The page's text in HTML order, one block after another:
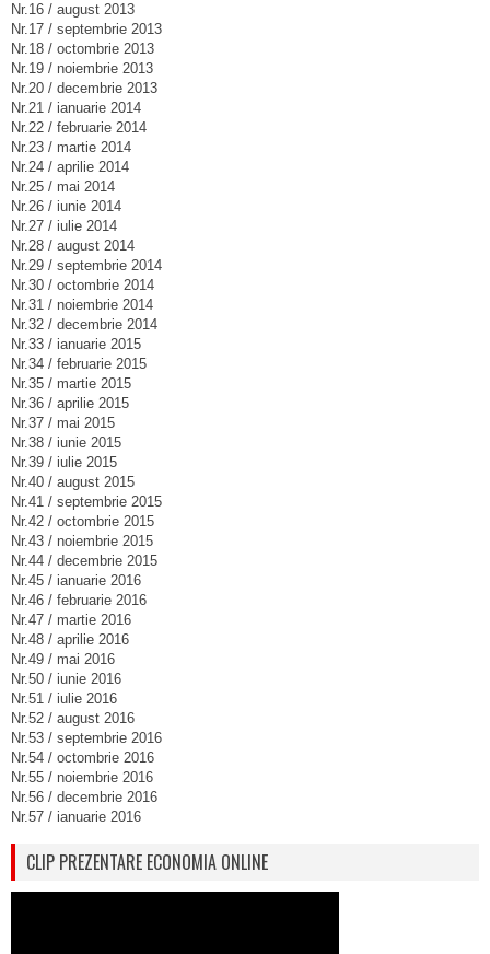
Nr.16 / august 2013
Nr.17 / septembrie 2013
Nr.18 / octombrie 2013
Nr.19 / noiembrie 2013
Nr.20 / decembrie 2013
Nr.21 / ianuarie 2014
Nr.22 / februarie 2014
Nr.23 / martie 2014
Nr.24 / aprilie 2014
Nr.25 / mai 2014
Nr.26 / iunie 2014
Nr.27 / iulie 2014
Nr.28 / august 2014
Nr.29 / septembrie 2014
Nr.30 / octombrie 2014
Nr.31 / noiembrie 2014
Nr.32 / decembrie 2014
Nr.33 / ianuarie 2015
Nr.34 / februarie 2015
Nr.35 / martie 2015
Nr.36 / aprilie 2015
Nr.37 / mai 2015
Nr.38 / iunie 2015
Nr.39 / iulie 2015
Nr.40 / august 2015
Nr.41 / septembrie 2015
Nr.42 / octombrie 2015
Nr.43 / noiembrie 2015
Nr.44 / decembrie 2015
Nr.45 / ianuarie 2016
Nr.46 / februarie 2016
Nr.47 / martie 2016
Nr.48 / aprilie 2016
Nr.49 / mai 2016
Nr.50 / iunie 2016
Nr.51 / iulie 2016
Nr.52 / august 2016
Nr.53 / septembrie 2016
Nr.54 / octombrie 2016
Nr.55 / noiembrie 2016
Nr.56 / decembrie 2016
Nr.57 / ianuarie 2016
CLIP PREZENTARE ECONOMIA ONLINE